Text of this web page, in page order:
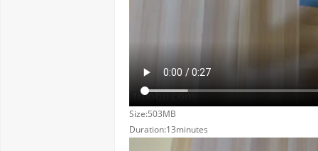
Size:503MB
Duration:13minutes